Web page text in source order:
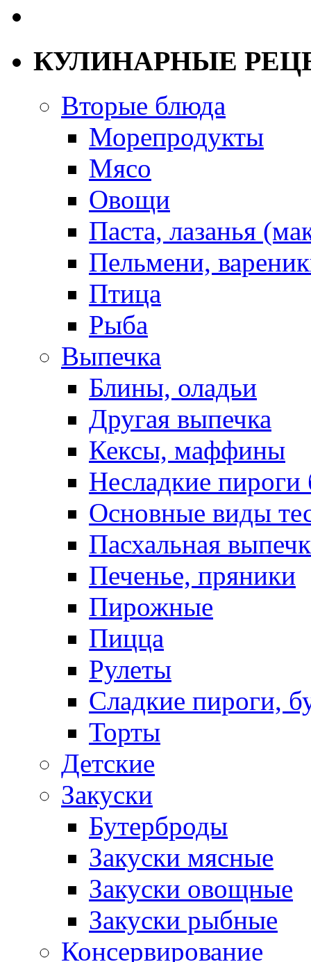
КУЛИНАРНЫЕ
Вторые блюда
Морепродукты
Мясо
Овощи
Паста, лазанья
Пельмени,
Птица
Рыба
Выпечка
Блины, оладьи
Другая выпечка
Кексы, маффины
Несладкие пироги
Основные виды
Пасхальная
Печенье, пряники
Пирожные
Пицца
Рулеты
Сладкие пироги,
Торты
Детские
Закуски
Бутерброды
Закуски мясные
Закуски овощные
Закуски рыбные
Консервирование